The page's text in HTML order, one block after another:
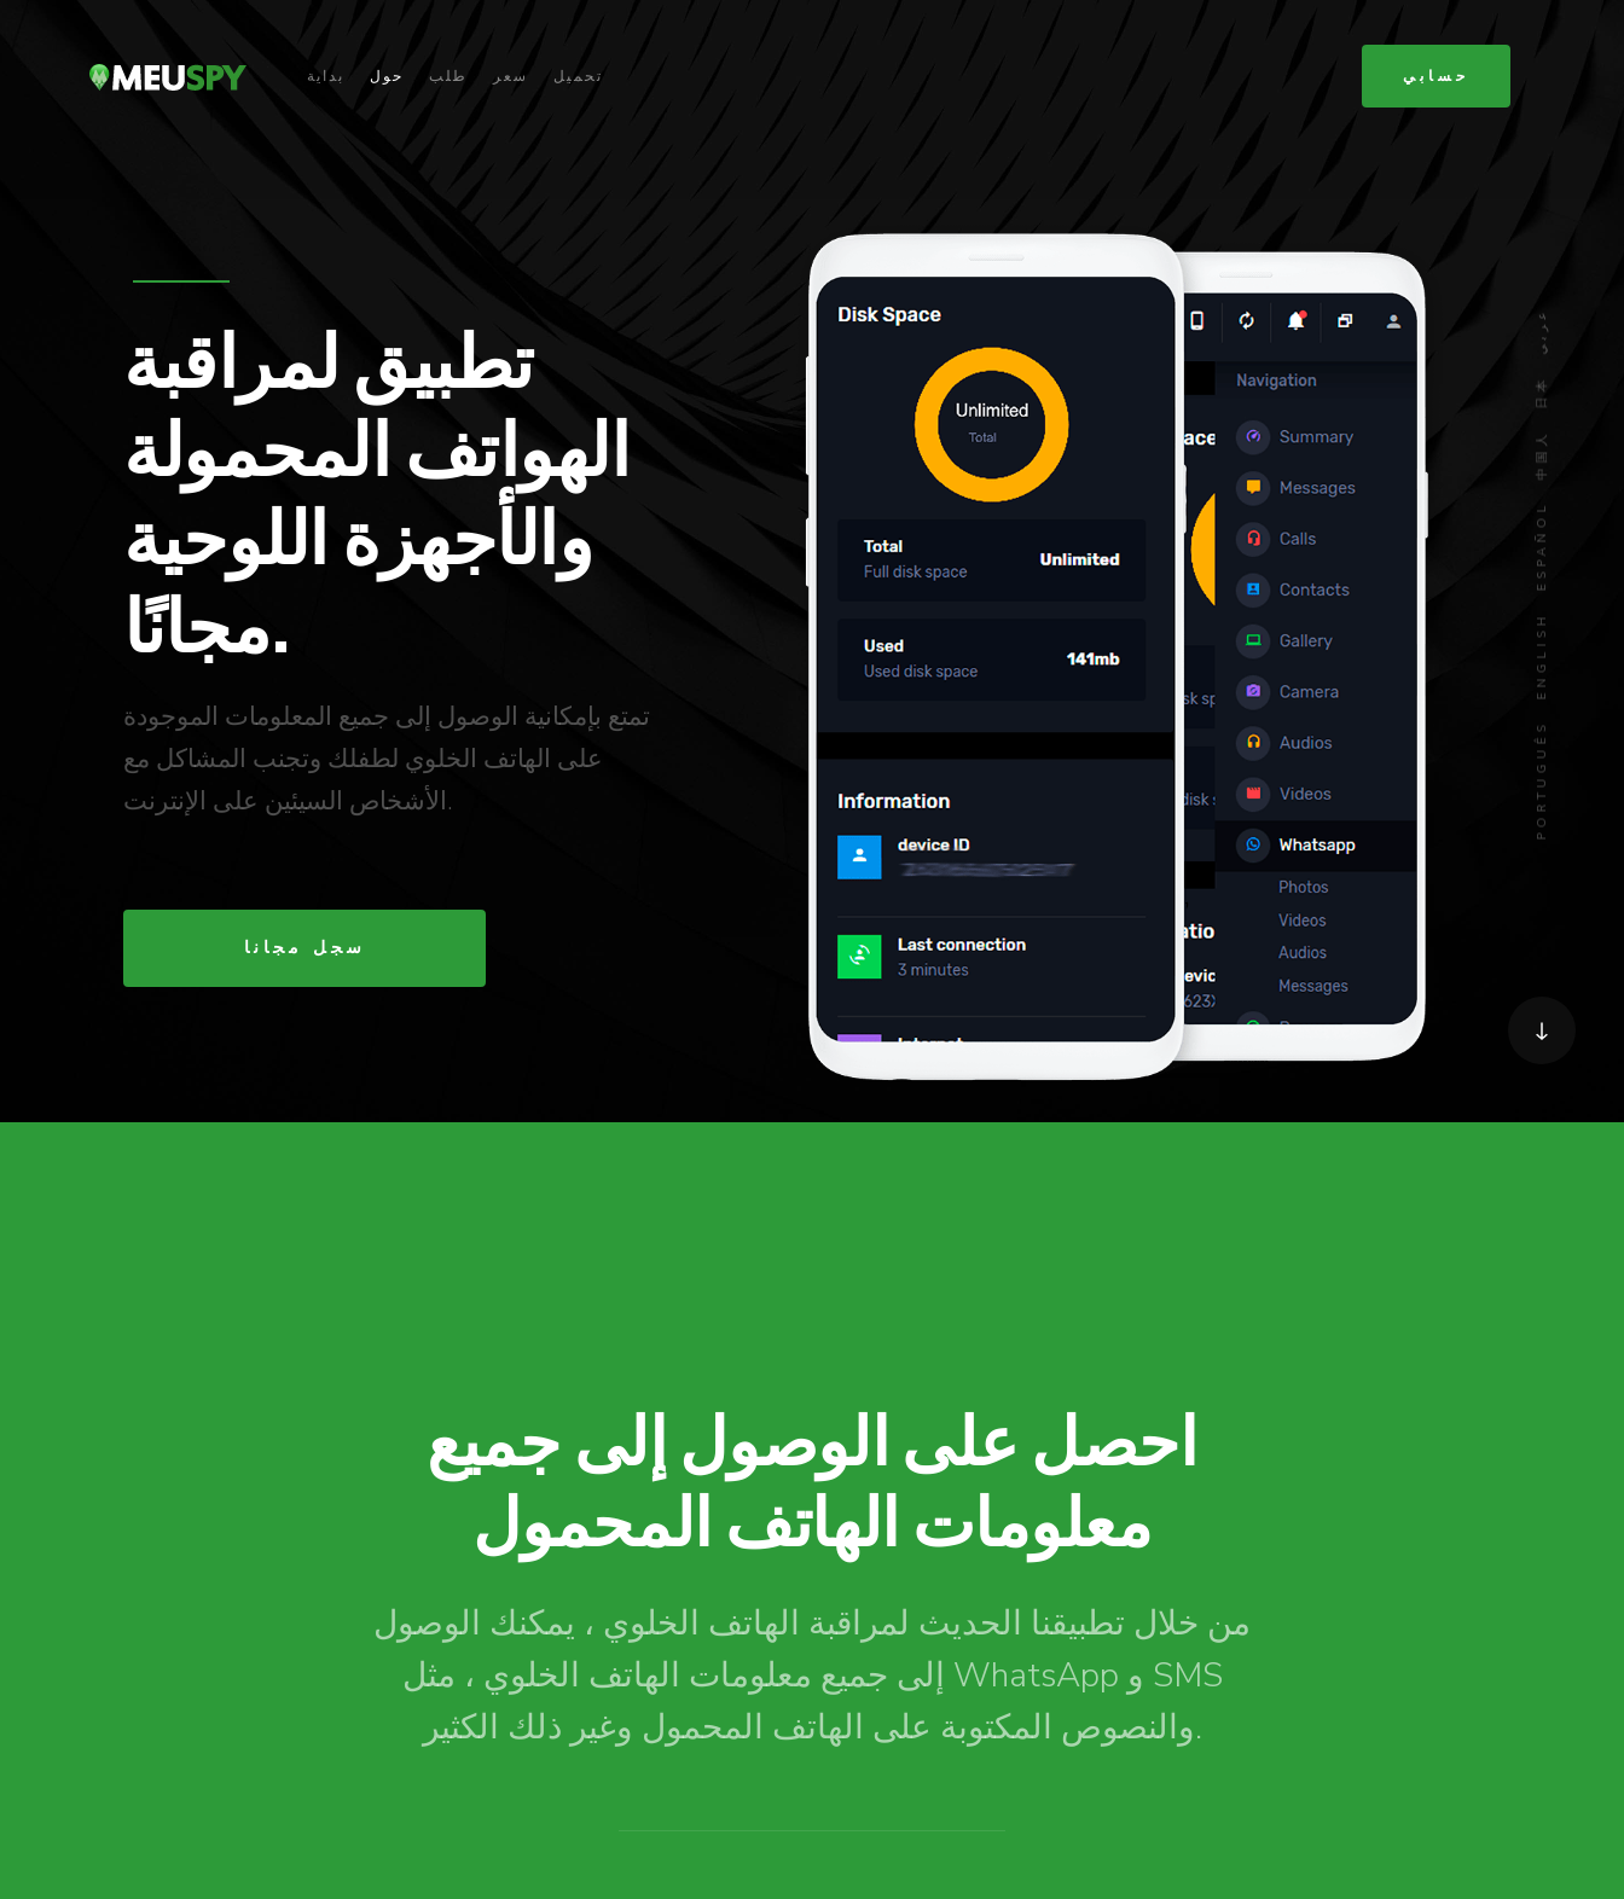
بداية حول طلب سعر تحميل حسابي
تطبيق لمراقبة
الهواتف المحمولة
والأجهزة اللوحية
مجانًا.
تمتع بإمكانية الوصول إلى جميع المعلومات الموجودة
على الهاتف الخلوي لطفلك وتجنب المشاكل مع
الأشخاص السيئين على الإنترنت.
سجل مجانا
PORTUGUÊS
ENGLISH
ESPAÑOL
中国人
日本
عربي
احصل على الوصول إلى جميع
معلومات الهاتف المحمول
من خلال تطبيقنا الحديث لمراقبة الهاتف الخلوي ، يمكنك الوصول
إلى جميع معلومات الهاتف الخلوي ، مثل WhatsApp و SMS
والنصوص المكتوبة على الهاتف المحمول وغير ذلك الكثير.